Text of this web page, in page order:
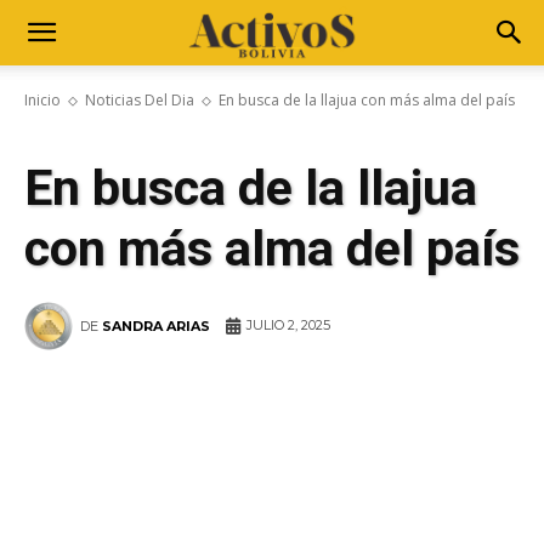
Inicio Noticias Del Dia En busca de la llajua con más alma del país
En busca de la llajua
con más alma del país
DE SANDRA ARIAS JULIO 2, 2025